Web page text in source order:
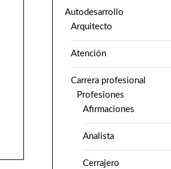
Autodesarrollo
Arquitecto
Atención
Carrera profesional
Profesiones
Afirmaciones
Analista
Cerrajero